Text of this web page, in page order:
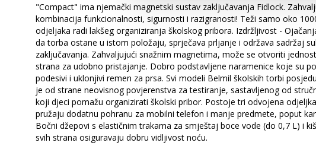
"Compact" ima njemački magnetski sustav zaključavanja Fidlock.
kombinacija funkcionalnosti, sigurnosti i razigranosti! Teži samo oko
odjeljaka radi lakšeg organiziranja školskog pribora. Izdržljivost -
da torba ostane u istom položaju, sprječava prljanje i održava sadržaj
zaključavanja. Zahvaljujući snažnim magnetima, može se otvoriti
strana za udobno pristajanje. Dobro podstavljene naramenice koje su
podesivi i uklonjivi remen za prsa. Svi modeli Belmil školskih torbi
je od strane neovisnog povjerenstva za testiranje, sastavljenog od
koji djeci pomažu organizirati školski pribor. Postoje tri odvojena
pružaju dodatnu pohranu za mobilni telefon i manje predmete, poput
Bočni džepovi s elastičnim trakama za smještaj boce vode (do 0,7 L) i
svih strana osiguravaju dobru vidljivost noću.